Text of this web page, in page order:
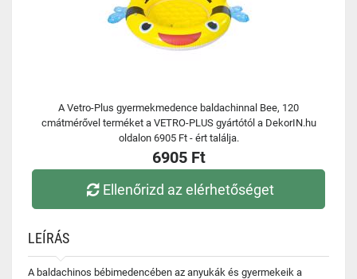
A Vetro-Plus gyermekmedence baldachinnal Bee, 120
cmátmérővel terméket a VETRO-PLUS gyártótól a DekorIN.hu
oldalon 6905 Ft - ért találja.
6905 Ft
Ellenőrizd az elérhetőséget
LEÍRÁS
A baldachinos bébimedencében az anyukák és gyermekeik a